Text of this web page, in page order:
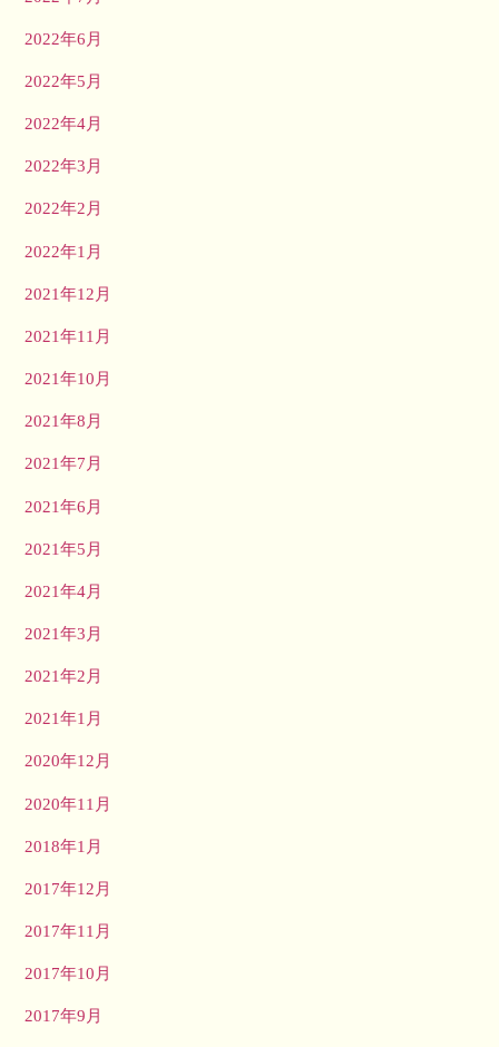
2022年6月
2022年5月
2022年4月
2022年3月
2022年2月
2022年1月
2021年12月
2021年11月
2021年10月
2021年8月
2021年7月
2021年6月
2021年5月
2021年4月
2021年3月
2021年2月
2021年1月
2020年12月
2020年11月
2018年1月
2017年12月
2017年11月
2017年10月
2017年9月